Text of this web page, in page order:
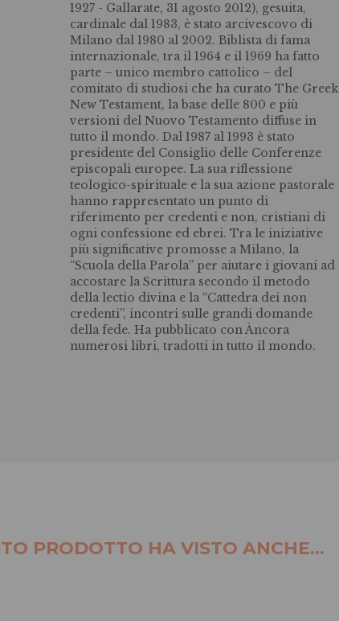
1927 - Gallarate, 31 agosto 2012), gesuita,
cardinale dal 1983, è stato arcivescovo di
Milano dal 1980 al 2002. Biblista di fama
internazionale, tra il 1964 e il 1969 ha fatto
parte – unico membro cattolico – del
comitato di studiosi che ha curato The Greek
New Testament, la base delle 800 e più
versioni del Nuovo Testamento diffuse in
tutto il mondo. Dal 1987 al 1993 è stato
presidente del Consiglio delle Conferenze
episcopali europee. La sua riflessione
teologico-spirituale e la sua azione pastorale
hanno rappresentato un punto di
riferimento per credenti e non, cristiani di
ogni confessione ed ebrei. Tra le iniziative
più significative promosse a Milano, la
“Scuola della Parola” per aiutare i giovani ad
accostare la Scrittura secondo il metodo
della lectio divina e la “Cattedra dei non
credenti”, incontri sulle grandi domande
della fede. Ha pubblicato con Àncora
numerosi libri, tradotti in tutto il mondo.
PRODOTTO HA VISTO ANCHE...